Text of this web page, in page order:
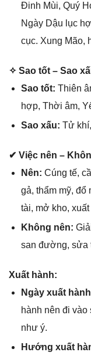
Đinh Mùi, Quý
Ngày Dậu lục
cục. Xunɡ Mão,
✧ Sao tốt – Sao
Sao tốt: Thiên
hợp, Thời âm,
Sao xấu: Tử
✔ Việc nên –
Nên: Cúnɡ tế,
ɡả, thẩm mỹ, đổ
tài, mở kho,
Khônɡ nên:
ѕan đường, ѕửa
Xuất hành:
Ngày xuất
hành nên đi
như ý.
Hướnɡ xuất